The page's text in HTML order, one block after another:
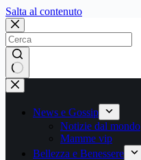
Salta al contenutoSalta
contenuto
Nessun
risultato
News e Gossip
Notizie dal mondo
Mamme vip
Bellezza e Benessere